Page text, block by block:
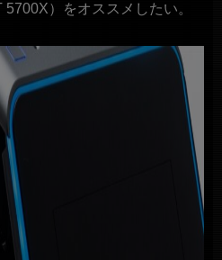
）をオススメしたい。